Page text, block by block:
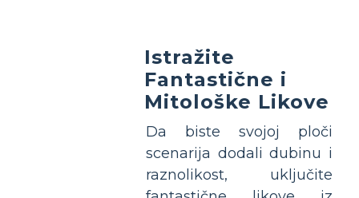
Istražite
Fantastične i
Mitološke Likove
Da biste svojoj ploči
scenarija dodali dubinu i
raznolikost, uključite